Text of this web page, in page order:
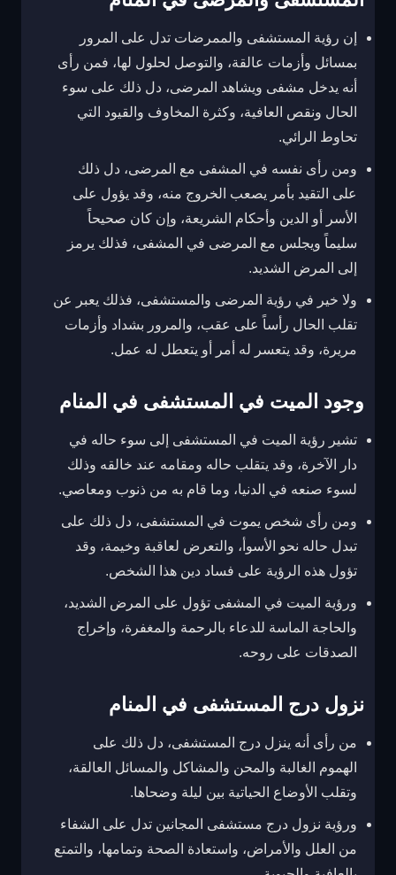
إن رؤية المستشفى والممرضات تدل على المرور
بمسائل وأزمات عالقة، والتوصل لحلول لها، فمن رأى
أنه يدخل مشفى ويشاهد المرضى، دل ذلك على سوء
الحال ونقص العافية، وكثرة المخاوف والقيود التي
تحاوط الرائي.
ومن رأى نفسه في المشفى مع المرضى، دل ذلك
على التقيد بأمر يصعب الخروج منه، وقد يؤول على
الأسر أو الدين وأحكام الشريعة، وإن كان صحيحاً
سليماً ويجلس مع المرضى في المشفى، فذلك يرمز
إلى المرض الشديد.
ولا خير في رؤية المرضى والمستشفى، فذلك يعبر عن
تقلب الحال رأساً على عقب، والمرور بشداد وأزمات
مريرة، وقد يتعسر له أمر أو يتعطل له عمل.
وجود الميت في المستشفى في المنام
تشير رؤية الميت في المستشفى إلى سوء حاله في
دار الآخرة، وقد يتقلب حاله ومقامه عند خالقه وذلك
لسوء صنعه في الدنيا، وما قام به من ذنوب ومعاصي.
ومن رأى شخص يموت في المستشفى، دل ذلك على
تبدل حاله نحو الأسوأ، والتعرض لعاقبة وخيمة، وقد
تؤول هذه الرؤية على فساد دين هذا الشخص.
ورؤية الميت في المشفى تؤول على المرض الشديد،
والحاجة الماسة للدعاء بالرحمة والمغفرة، وإخراج
الصدقات على روحه.
نزول درج المستشفى في المنام
من رأى أنه ينزل درج المستشفى، دل ذلك على
الهموم الغالبة والمحن والمشاكل والمسائل العالقة،
وتقلب الأوضاع الحياتية بين ليلة وضحاها.
ورؤية نزول درج مستشفى المجانين تدل على الشفاء
من العلل والأمراض، واستعادة الصحة وتمامها، والتمتع